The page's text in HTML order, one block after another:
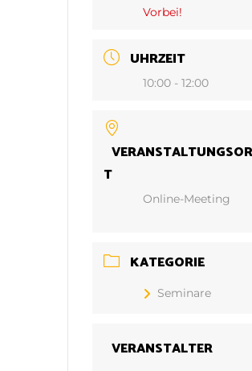
Vorbei!
UHRZEIT
10:00 - 12:00
VERANSTALTUNGSOR
T
Online-Meeting
KATEGORIE
Seminare
VERANSTALTER